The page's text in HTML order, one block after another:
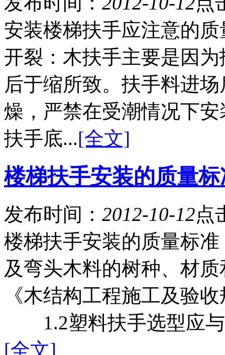
安装楼梯扶手应注意
开裂：木扶手主要是因
后于缩所致。扶手料进
燥，严禁在受潮情况
扶手底...[全文]
楼梯扶手安装的质量标
发布时间： 2012-10-12点
楼梯扶手安装的质量
及弯头木料的树种、材
《木结构工程施工及验
1.2塑料扶手选型应与
[全文]